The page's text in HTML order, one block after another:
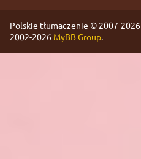
Polskie tłumaczenie © 2007-2026
2002-2026 MyBB Group.